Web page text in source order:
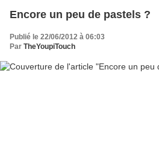
Encore un peu de pastels ?
Publié le 22/06/2012 à 06:03
Par TheYoupiTouch